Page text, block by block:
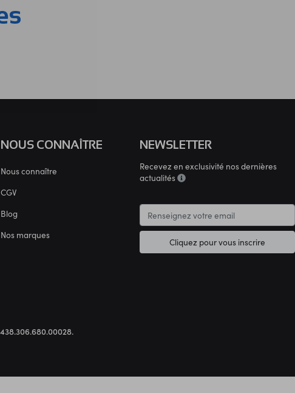
NOUS CONNAÎTRE
Nous connaître
CGV
Blog
Nos marques
NEWSLETTER
Recevez en exclusivité nos dernières
actualités
Cliquez pour vous inscrire